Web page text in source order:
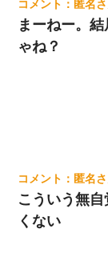
匿名
まーねー。
ゃね？
匿名
こういう無
くない